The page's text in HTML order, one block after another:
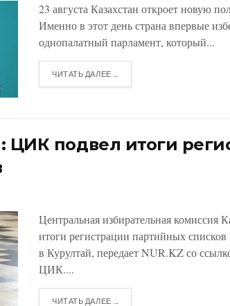
23 августа Казахстан откроет новую
Именно в этот день страна впервые
однопалатный парламент, который...
ЧИТАТЬ ДАЛЕЕ ...
ЦИК подвел итоги
Центральная избирательная комиссия
итоги регистрации партийных
в Курултай, передает NUR.KZ со
ЦИК....
ЧИТАТЬ ДАЛЕЕ ...